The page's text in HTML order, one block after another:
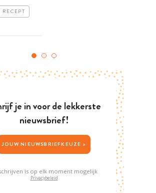
RECEPT
je in voor de lekkerste
nieuwsbrief!
JOUW NIEUWSBRIEFKEUZE >
is op elk moment mogelijk
Privacybeleid